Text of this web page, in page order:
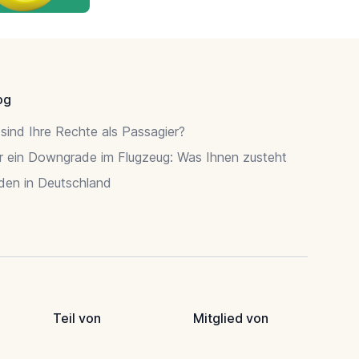
Ihre Rechte als Passagier?
ein Downgrade im Flugzeug: Was Ihnen zusteht
in Deutschland
Teil von Mitglied von